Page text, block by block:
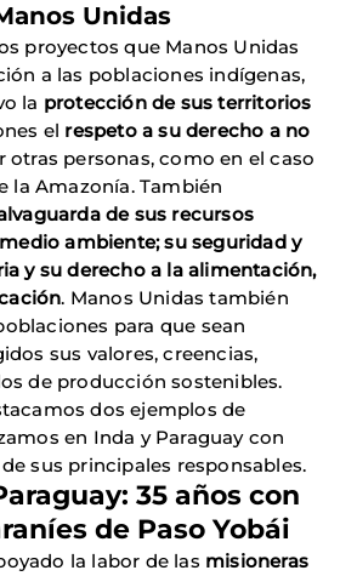
Unidas
proyectos que Manos Unidas
a las poblaciones indígenas,
la protección de sus territorios
el respeto a su derecho a no
otras personas, como en el caso
la Amazonía. También
de sus recursos
ambiente; su seguridad y
y su derecho a la alimentación,
. Manos Unidas también
para que sean
sus valores, creencias,
de producción sostenibles.
dos ejemplos de
en Inda y Paraguay con
sus principales responsables.
35 años con
de Paso Yobái
la labor de las misioneras